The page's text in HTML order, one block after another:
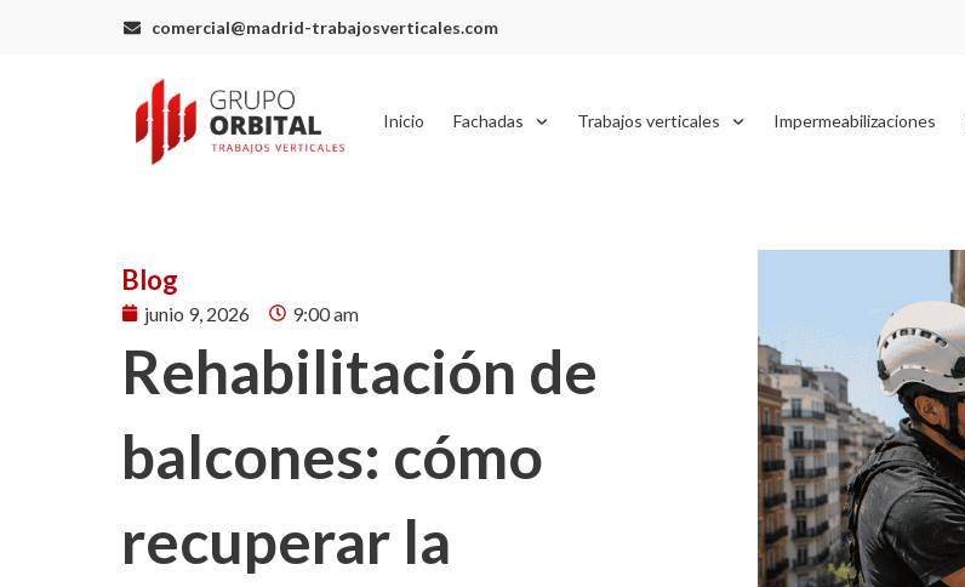
comercial@madrid-trabajosverticales.com
Inicio Fachadas Trabajos verticales Impermeabilizaciones
Blog
junio 9, 2026 9:00 am
Rehabilitación de
balcones: cómo
recuperar la